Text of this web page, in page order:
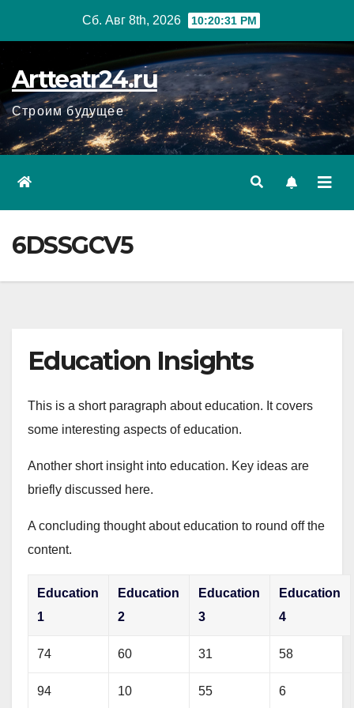
Сб. Авг 8th, 2026 10:20:32 PM
Artteatr24.ru
Строим будущее
6DSSGCV5
Education Insights
This is a short paragraph about education. It covers
some interesting aspects of education.
Another short insight into education. Key ideas are
briefly discussed here.
A concluding thought about education to round off the
content.
Education
1
Education
2
Education
3
Education
4
74 60 31 58
94 10 55 6